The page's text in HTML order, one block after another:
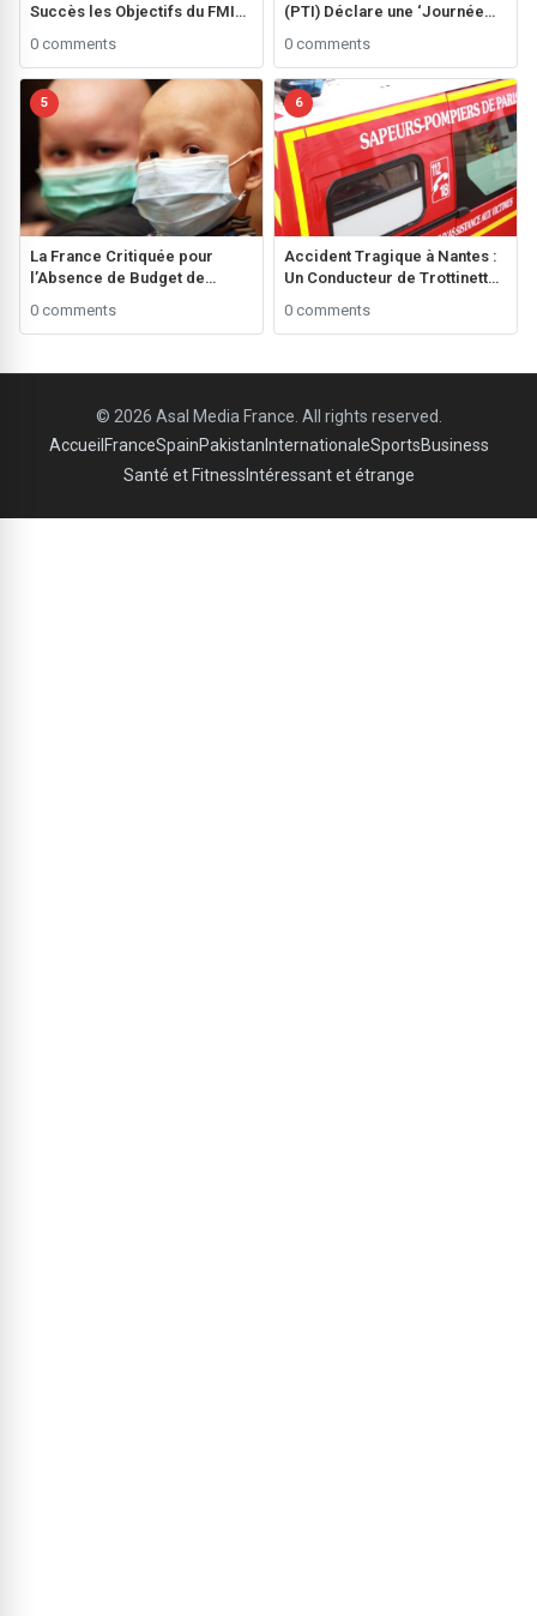
Succès les Objectifs du FMI
Fiscale Remarquable
0 comments
(PTI) Déclare une ‘Journée
Générales ###
0 comments
5
La France Critiquée pour
l’Absence de Budget de
Enfants**
0 comments
6
Accident Tragique à Nantes :
Un Conducteur de Trottinette
0 comments
© 2026 Asal Media France. All rights reserved.
Accueil FranceSpainPakistan InternationaleSportsBusiness
Santé et Fitness Intéressant et étrange